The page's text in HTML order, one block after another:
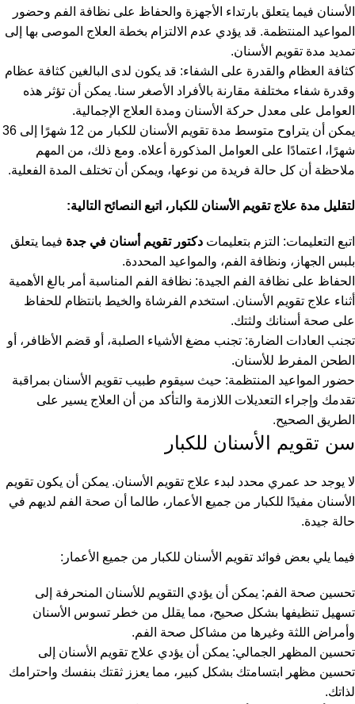
الأسنان فيما يتعلق بارتداء الأجهزة والحفاظ على نظافة الفم وحضور
المواعيد المنتظمة. قد يؤدي عدم الالتزام بخطة العلاج الموصى بها إلى
تمديد مدة تقويم الأسنان.
كثافة العظام والقدرة على الشفاء: قد يكون لدى البالغين كثافة عظام
وقدرة شفاء مختلفة مقارنة بالأفراد الأصغر سنا. يمكن أن تؤثر هذه
العوامل على معدل حركة الأسنان ومدة العلاج الإجمالية.
يمكن أن يتراوح متوسط ​​مدة تقويم الأسنان للكبار من 12 شهرًا إلى 36
شهرًا، اعتمادًا على العوامل المذكورة أعلاه. ومع ذلك، من المهم
ملاحظة أن كل حالة فريدة من نوعها، ويمكن أن تختلف المدة الفعلية.
لتقليل مدة علاج تقويم الأسنان للكبار، اتبع النصائح التالية:
اتبع التعليمات: التزم بتعليمات دكتور تقويم أسنان في جدة فيما يتعلق
بلبس الجهاز، ونظافة الفم، والمواعيد المحددة.
الحفاظ على نظافة الفم الجيدة: نظافة الفم المناسبة أمر بالغ الأهمية
أثناء علاج تقويم الأسنان. استخدم الفرشاة والخيط بانتظام للحفاظ
على صحة أسنانك ولثتك.
تجنب العادات الضارة: تجنب مضغ الأشياء الصلبة، أو قضم الأظافر، أو
الطحن المفرط للأسنان.
حضور المواعيد المنتظمة: حيث سيقوم طبيب تقويم الأسنان بمراقبة
تقدمك وإجراء التعديلات اللازمة والتأكد من أن العلاج يسير على
الطريق الصحيح.
سن تقويم الأسنان للكبار
لا يوجد حد عمري محدد لبدء علاج تقويم الأسنان. يمكن أن يكون تقويم
الأسنان مفيدًا للكبار من جميع الأعمار، طالما أن صحة الفم لديهم في
حالة جيدة.
فيما يلي بعض فوائد تقويم الأسنان للكبار من جميع الأعمار:
تحسين صحة الفم: يمكن أن يؤدي التقويم للأسنان المنحرفة إلى
تسهيل تنظيفها بشكل صحيح، مما يقلل من خطر تسوس الأسنان
وأمراض اللثة وغيرها من مشاكل صحة الفم.
تحسين المظهر الجمالي: يمكن أن يؤدي علاج تقويم الأسنان إلى
تحسين مظهر ابتسامتك بشكل كبير، مما يعزز ثقتك بنفسك واحترامك
لذاتك.